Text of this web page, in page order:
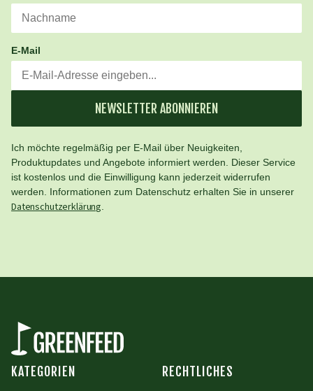
E-Mail
NEWSLETTER ABONNIEREN
Ich möchte regelmäßig per E-Mail über Neuigkeiten,
Produktupdates und Angebote informiert werden. Dieser Service
ist kostenlos und die Einwilligung kann jederzeit widerrufen
werden. Informationen zum Datenschutz erhalten Sie in unserer
Datenschutzerklärung
KATEGORIEN RECHTLICHES